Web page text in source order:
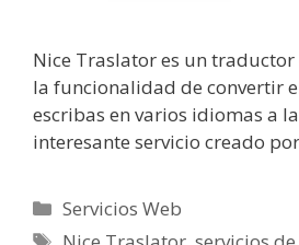
Nice Traslator es un
la funcionalidad de convertir
escribas en varios idiomas a
interesante servicio creado
Categorías
Servicios Web
Etiquetas